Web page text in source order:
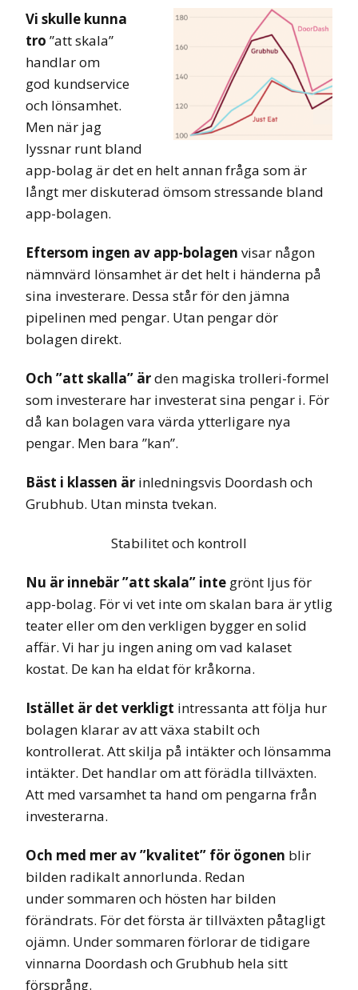
Vi skulle kunna
tro ”att skala”
handlar om
god kundservice
och lönsamhet.
Men när jag
lyssnar runt bland
app-bolag är det en helt annan fråga som är
långt mer diskuterad ömsom stressande bland
app-bolagen.
Eftersom ingen av app-bolagen visar någon
nämnvärd lönsamhet är det helt i händerna på
sina investerare. Dessa står för den jämna
pipelinen med pengar. Utan pengar dör
bolagen direkt.
Och ”att skalla” ärden magiska trolleri-formel
som investerare har investerat sina pengar i. För
då kan bolagen vara värda ytterligare nya
pengar. Men bara ”kan”.
Bäst i klassen är inledningsvis Doordash och
Grubhub. Utan minsta tvekan.
Stabilitet och kontroll
Nu är innebär ”att skala” inte grönt ljus för
app-bolag. För vi vet inte om skalan bara är ytlig
teater eller om den verkligen bygger en solid
affär. Vi har ju ingen aning om vad kalaset
kostat. De kan ha eldat för kråkorna.
Istället är det verkligt intressanta att följa hur
bolagen klarar av att växa stabilt och
kontrollerat. Att skilja på intäkter och lönsamma
intäkter. Det handlar om att förädla tillväxten.
Att med varsamhet ta hand om pengarna från
investerarna.
Och med mer av ”kvalitet” för ögonen blir
bilden radikalt annorlunda. Redan
under sommaren och hösten har bilden
förändrats. För det första är tillväxten påtagligt
ojämn. Under sommaren förlorar de tidigare
vinnarna Doordash och Grubhub hela sitt
försprång.